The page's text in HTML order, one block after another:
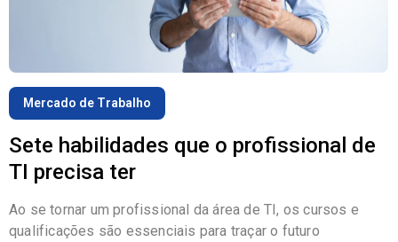
Mercado de Trabalho
Sete habilidades que o profissional de
TI precisa ter
Ao se tornar um profissional da área de TI, os cursos e
qualificações são essenciais para traçar o futuro